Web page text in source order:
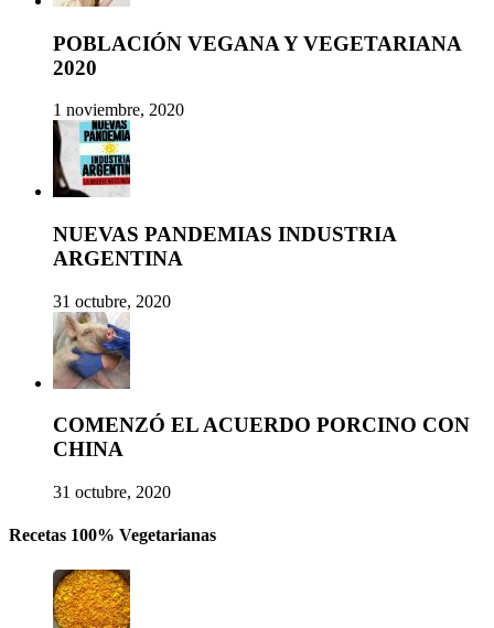
POBLACIÓN VEGANA Y VEGETARIANA
2020
1 noviembre, 2020
NUEVAS PANDEMIAS INDUSTRIA
ARGENTINA
31 octubre, 2020
COMENZÓ EL ACUERDO PORCINO CON
CHINA
31 octubre, 2020
Recetas 100% Vegetarianas